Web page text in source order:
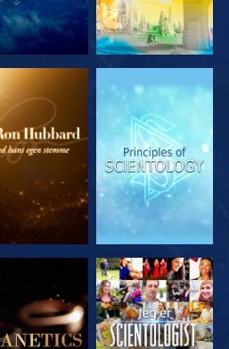
UDFORSK
SERIEN
UDFORSK
SERIEN
UDFORSK
SERIEN
SE